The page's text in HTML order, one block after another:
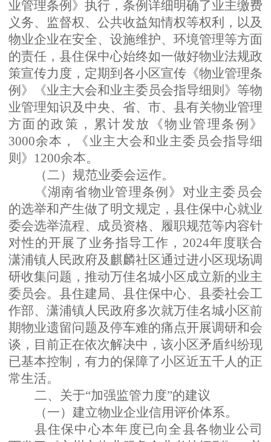
业管理条例》执行，条例详细明确了业主缴费
义务、监督权、公共收益知情权等权利，以及
物业企业在安全、设施维护、环境管理等方面
的责任 ， 县住保中心始终如一做好物业法规政
策宣传力度，定期到各小区宣传《物业管理条
例》《业主大会和业主委员会指导细则》等物
业管理知识及中央、省、市、县有关物业管理
方面的政策，累计发放《物业管理条例》
3000余本，《业主大会和业主委员会指导细
则》1200余本。
（二） 规范业委会运作。
《湖南省物业管理条例》 对业主委员会
的选举和产生做了明文规定，县住保中心就业
委会选举流程、成员资格、履职规范等内容针
对性的开展了业务指导工作， 2024年度联合
潇浦镇人民政府及麒麟社区通过进小区现场调
研收集问题，推动万佳名城小区成立新的业主
委员会。县住建局、县住保中心、县委社会工
作部、潇浦镇人民政府多次就万佳名城小区前
期物业遗留问题及停车难的痛点开展调研和会
谈，目前正在依次解决中，该小区矛盾纠纷现
已基本控制，有力的保障了小区近五千人的正
常生活。
二、关于“加强监管力度”的建议
（一） 建立物业企业信用评价体系。
县住保中心本年度已向全县各物业公司